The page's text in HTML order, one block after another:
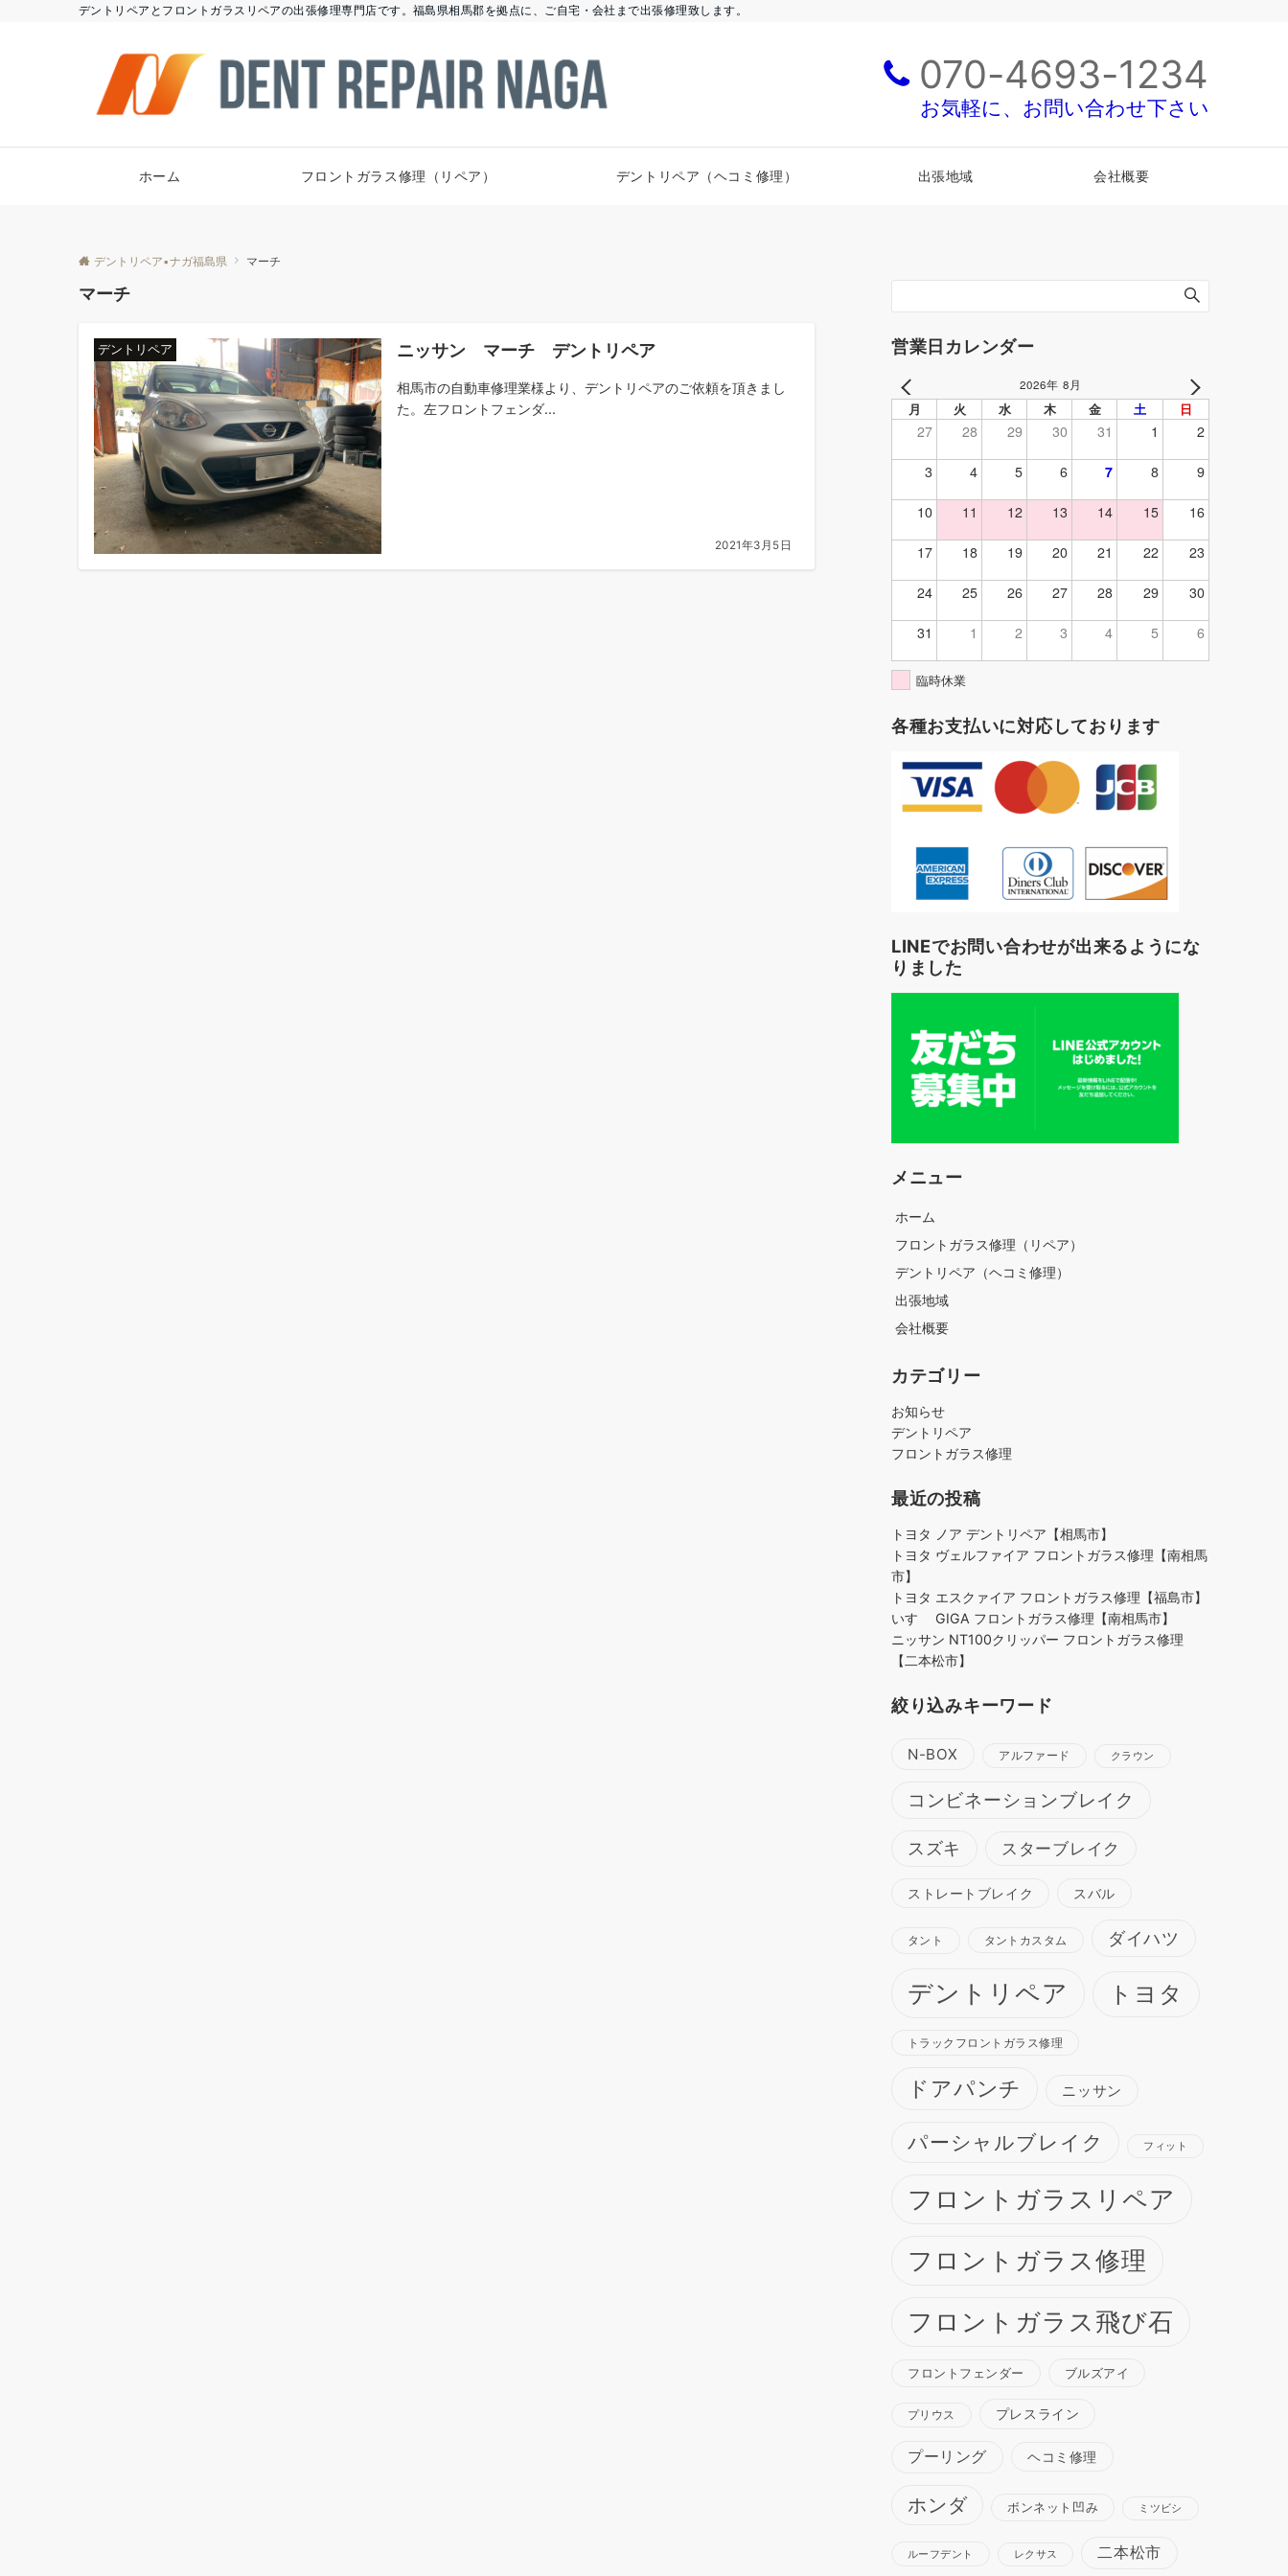
デントリペアとフロントガラスリペアの出張修理専門店です。福島県相馬郡を拠点に、ご自宅・会社まで出張修理致します。
070-4693-1234
お気軽に、お問い合わせ下さい
ホーム フロントガラス修理（リペア） デントリペア（ヘコミ修理） 出張地域 会社概要
デントリペア•ナガ福島県 マーチ
マーチ
デントリペア ニッサン マーチ デントリペア
相馬市の自動車修理業様より、デントリペアのご依頼を頂きまし
た。左フロントフェンダ...
2021年3月5日
営業日カレンダー
2026年 8月
月 火 水 木 金 土 日
27 28 29 30 31 1 2
3 4 5 6 7 8 9
10 11 12 13 14 15 16
17 18 19 20 21 22 23
24 25 26 27 28 29 30
31 1 2 3 4 5 6
臨時休業
各種お支払いに対応しております
LINEでお問い合わせが出来るようにな
りました
メニュー
ホーム
フロントガラス修理（リペア）
デントリペア（ヘコミ修理）
出張地域
会社概要
カテゴリー
お知らせ
デントリペア
フロントガラス修理
最近の投稿
トヨタ ノア デントリペア【相馬市】
トヨタ ヴェルファイア フロントガラス修理【南相馬
市】
トヨタ エスクァイア フロントガラス修理【福島市】
いすゞ GIGA フロントガラス修理【南相馬市】
ニッサン NT100クリッパー フロントガラス修理
【二本松市】
絞り込みキーワード
N-BOX アルファード クラウン
コンビネーションブレイク
スズキ スターブレイク
ストレートブレイク スバル
タント タントカスタム ダイハツ
デントリペア トヨタ
トラックフロントガラス修理
ドアパンチ ニッサン
パーシャルブレイク フィット
フロントガラスリペア
フロントガラス修理
フロントガラス飛び石
フロントフェンダー ブルズアイ
プリウス プレスライン
プーリング ヘコミ修理
ホンダ ボンネット凹み ミツビシ
ルーフデント レクサス 二本松市